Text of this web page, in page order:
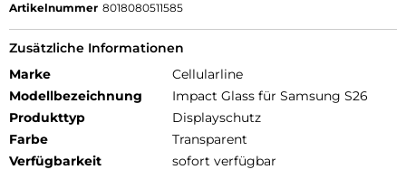
Artikelnummer 8018080511585
Zusätzliche Informationen
Marke
Cellularline
Modellbezeichnung
Impact Glass für Samsung S26
Produkttyp
Displayschutz
Farbe
Transparent
Verfügbarkeit
sofort verfügbar